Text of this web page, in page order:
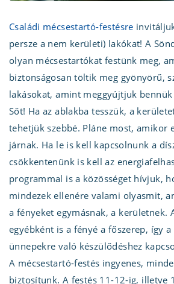
Családi mécsestartó-festésre
persze a nem kerületi) lakókat! A
olyan mécsestartókat festünk meg,
biztonságosan töltik meg gyönyörű,
lakásokat, amint meggyújtjuk bennük
Sőt! Ha az ablakba tesszük, a
tehetjük szebbé. Pláne most, amikor
járnak. Ha le is kell kapcsolnunk a
csökkentenünk is kell az
programmal is a közösséget hívjuk,
mindezek ellenére valami olyasmit,
a fényeket egymásnak, a kerületnek.
egyébként is a fényé a főszerep, így
ünnepekre való készülődéshez
A mécsestartó-festés ingyenes,
biztosítunk. A festés 11-12-ig, illetve